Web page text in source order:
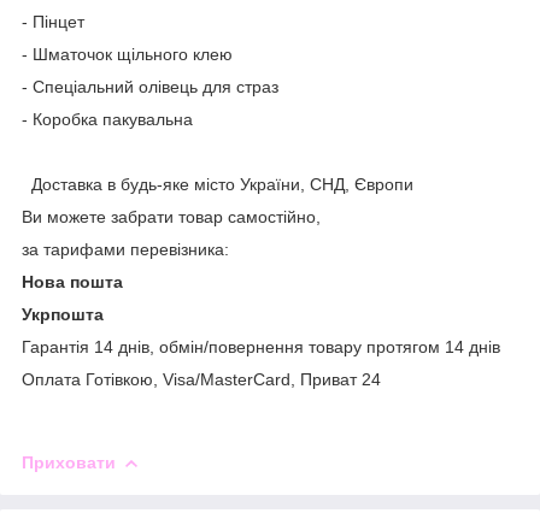
- Пінцет
- Шматочок щільного клею
- Спеціальний олівець для страз
- Коробка пакувальна
Доставка в будь-яке місто України, СНД, Європи
Ви можете забрати товар самостійно,
за тарифами перевізника:
Нова пошта
Укрпошта
Гарантія 14 днів, обмін/повернення товару протягом 14 днів
Оплата Готівкою, Visa/MasterCard, Приват 24
Приховати